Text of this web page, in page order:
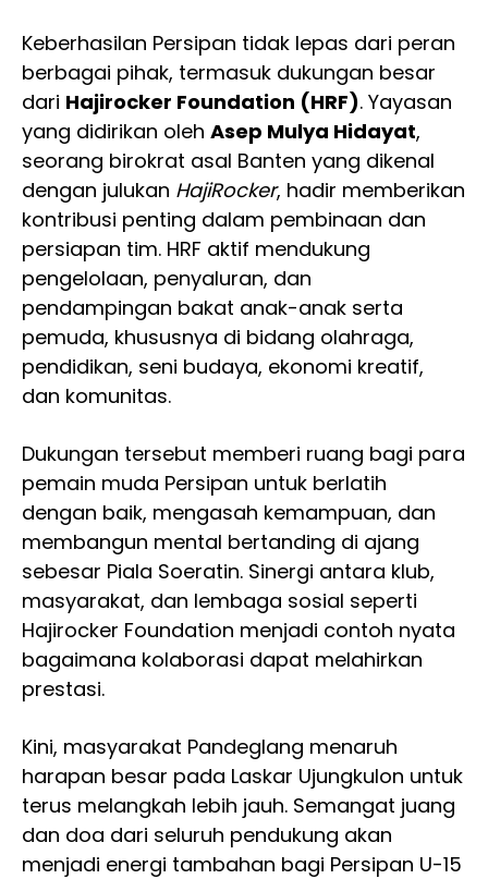
Keberhasilan Persipan tidak lepas dari peran
berbagai pihak, termasuk dukungan besar
dari Hajirocker Foundation (HRF). Yayasan
yang didirikan oleh Asep Mulya Hidayat,
seorang birokrat asal Banten yang dikenal
dengan julukan HajiRocker, hadir memberikan
kontribusi penting dalam pembinaan dan
persiapan tim. HRF aktif mendukung
pengelolaan, penyaluran, dan
pendampingan bakat anak-anak serta
pemuda, khususnya di bidang olahraga,
pendidikan, seni budaya, ekonomi kreatif,
dan komunitas.
Dukungan tersebut memberi ruang bagi para
pemain muda Persipan untuk berlatih
dengan baik, mengasah kemampuan, dan
membangun mental bertanding di ajang
sebesar Piala Soeratin. Sinergi antara klub,
masyarakat, dan lembaga sosial seperti
Hajirocker Foundation menjadi contoh nyata
bagaimana kolaborasi dapat melahirkan
prestasi.
Kini, masyarakat Pandeglang menaruh
harapan besar pada Laskar Ujungkulon untuk
terus melangkah lebih jauh. Semangat juang
dan doa dari seluruh pendukung akan
menjadi energi tambahan bagi Persipan U-15